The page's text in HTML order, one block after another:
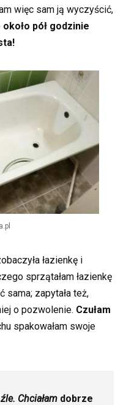
więc sam ją wyczyścić,
około pół godzinie
łazienkę i
sprzątałam łazienkę
sama; zapytała też,
o pozwolenie. Czułam
spakowałam swoje
Chciałam dobrze